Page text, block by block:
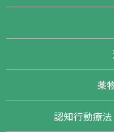
薬
認知行動療